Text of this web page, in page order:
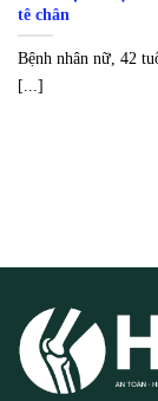
tê chân
Bệnh nhân nữ, 42
[...]